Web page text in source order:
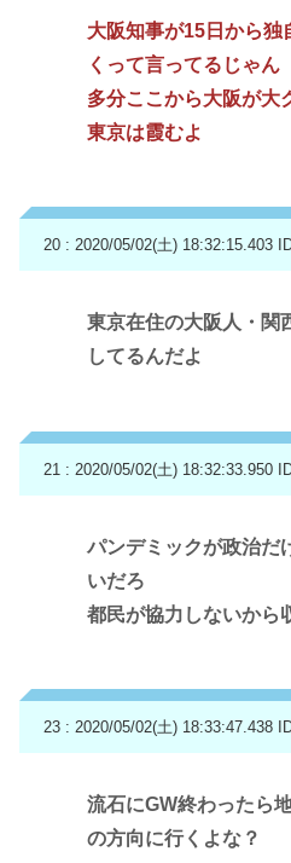
大阪知事が15日から独
くって言ってるじゃん
多分ここから大阪が大
東京は霞むよ
20 : 2020/05/02(土) 18:32:15.403
東京在住の大阪人・関
してるんだよ
21 : 2020/05/02(土) 18:32:33.950
パンデミックが政治だ
いだろ
都民が協力しないから
23 : 2020/05/02(土) 18:33:47.438
流石にGW終わったら
の方向に行くよな？